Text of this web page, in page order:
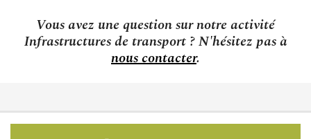
Vous avez une question sur notre activité
Infrastructures de transport ? N'hésitez pas à
nous contacter.
Pied